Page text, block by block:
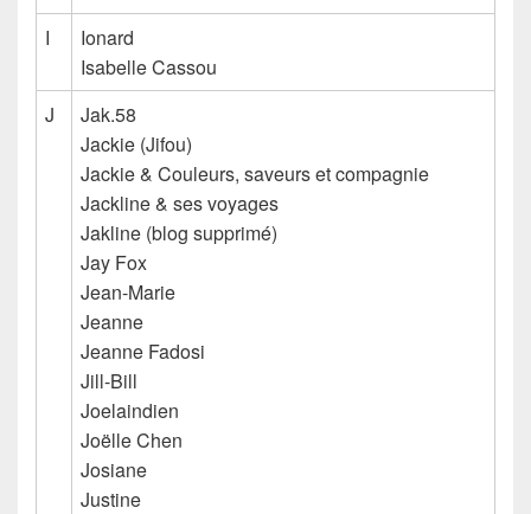
I
Ionard
Isabelle Cassou
J
Jak.58
Jackie (Jifou)
Jackie & Couleurs, saveurs et compagnie
Jackline & ses voyages
Jakline (blog supprimé)
Jay Fox
Jean-Marie
Jeanne
Jeanne Fadosi
Jill-Bill
Joelaindien
Joëlle Chen
Josiane
Justine